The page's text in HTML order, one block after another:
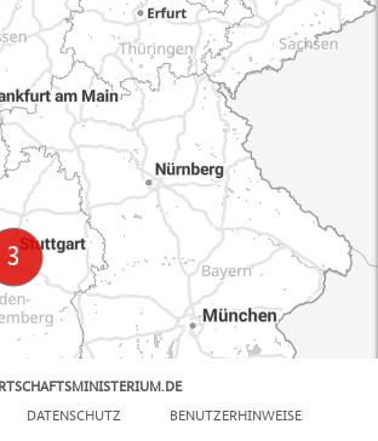
DATENSCHUTZ BENUTZERHINWEISE